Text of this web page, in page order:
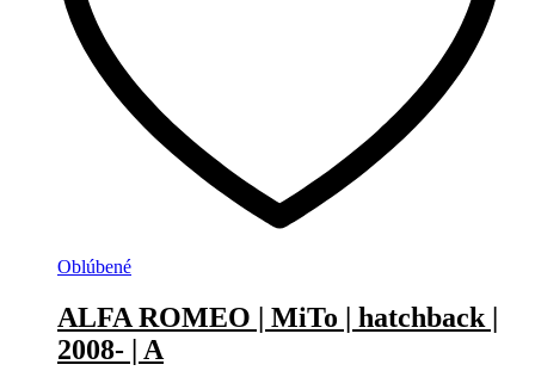
Oblúbené
ALFA ROMEO | MiTo | hatchback |
2008- | A